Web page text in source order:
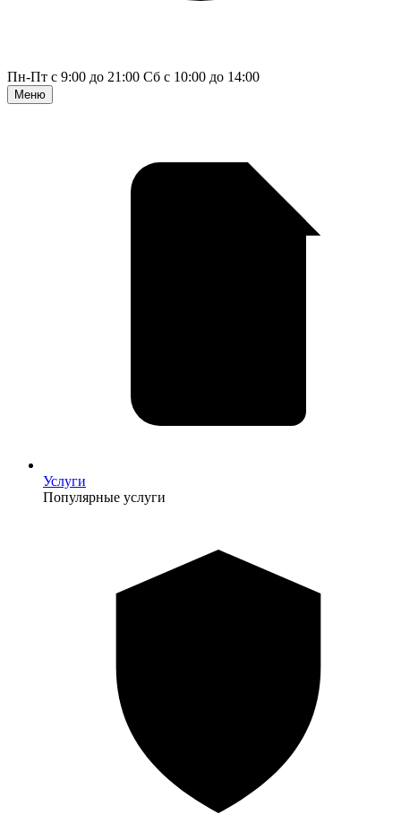
Пн-Пт с 9:00 до 21:00 Сб с 10:00 до 14:00
Меню
Услуги
Популярные услуги